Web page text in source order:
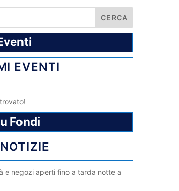
EVENTI
Fondi
e negozi aperti fino a tarda notte a